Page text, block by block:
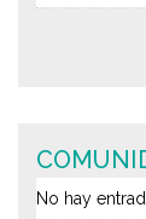
No hay